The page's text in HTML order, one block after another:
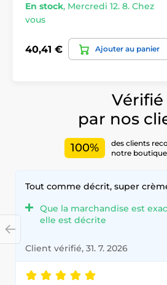
En stock, Mercredi 12. 8. Chez
vous
40,41 € Ajouter au panier
Vérifié
par nos
100%
des clients
notre boutique
Tout comme décrit, super
Que la marchandise est
elle est décrite
Client vérifié, 31. 7. 2026